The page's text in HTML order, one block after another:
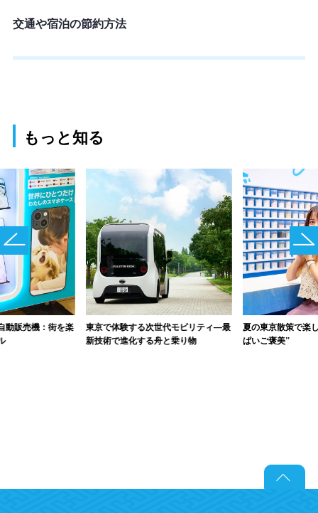
交通や宿泊の節約方法
もっと知る
動販売機：街を楽
東京で体験する次世代モビリティ―最
新技術で進化する舟と乗り物
夏の東京散策で楽
ぱいご褒美”